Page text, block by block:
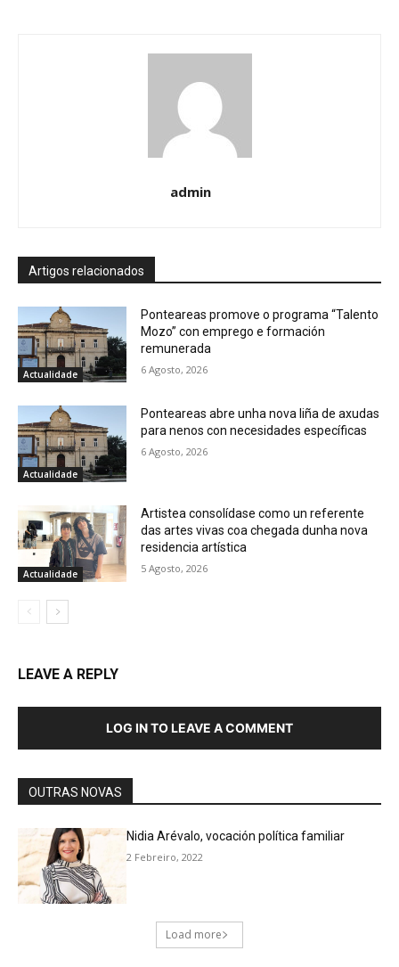
admin
Artigos relacionados
Actualidade
Ponteareas promove o programa “Talento
Mozo” con emprego e formación
remunerada
6 Agosto, 2026
Actualidade
Ponteareas abre unha nova liña de axudas
para nenos con necesidades específicas
6 Agosto, 2026
Actualidade
Artistea consolídase como un referente
das artes vivas coa chegada dunha nova
residencia artística
5 Agosto, 2026
LEAVE A REPLY
LOG IN TO LEAVE A COMMENT
OUTRAS NOVAS
Nidia Arévalo, vocación política familiar
2 Febreiro, 2022
Load more